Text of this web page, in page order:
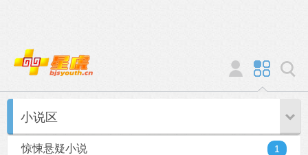
小说区
1
惊悚悬疑小说